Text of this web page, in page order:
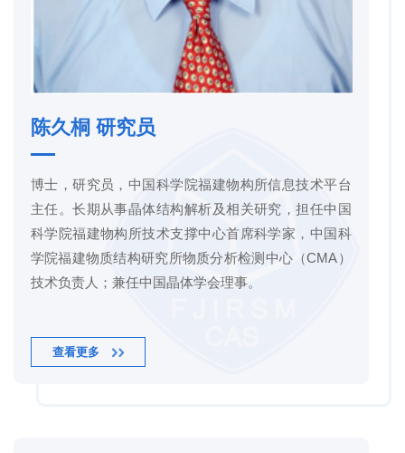
陈久桐 研究员
博士，研究员，中国科学院福建物构所信息技术平台
主任。长期从事晶体结构解析及相关研究，担任中国
科学院福建物构所技术支撑中心首席科学家，中国科
学院福建物质结构研究所物质分析检测中心（CMA）
技术负责人；兼任中国晶体学会理事。
查看更多